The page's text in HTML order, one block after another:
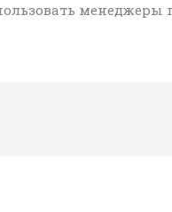
менеджеры